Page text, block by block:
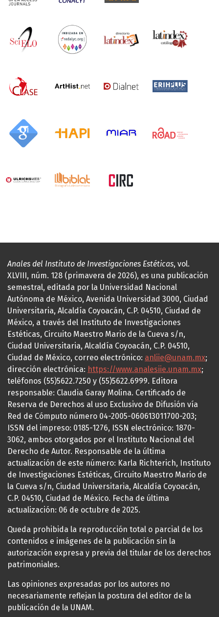
Anales del Instituto de Investigaciones Estéticas, vol.
XLVIII, núm. 128 (primavera de 2026), es una publicación
semestral, editada por la Universidad Nacional
Autónoma de México, Avenida Universidad 3000, Ciudad
Universitaria, Alcaldía Coyoacán, C.P. 04510, Ciudad de
México, a través del Instituto de Investigaciones
Estéticas, Circuito Maestro Mario de la Cueva s/n,
Ciudad Universitaria, Alcaldía Coyoacán, C.P. 04510,
Ciudad de México, correo electrónico: anliie@unam.mx;
dirección electrónica: https://www.analesiie.unam.mx;
teléfonos (55)5622.7250 y (55)5622.6999. Editora
responsable: Claudia Garay Molina. Certificado de
Reserva de Derechos al uso Exclusivo de Difusión vía
Red de Cómputo número 04-2005-060613011700-203;
ISSN del impreso: 0185-1276, ISSN electrónico: 1870-
3062, ambos otorgados por el Instituto Nacional del
Derecho de Autor. Responsable de la última
actualización de este número: Karla Richterich, Instituto
de Investigaciones Estéticas, Circuito Maestro Mario de
la Cueva s/n, Ciudad Universitaria, Alcaldía Coyoacán,
C.P. 04510, Ciudad de México. Fecha de última
actualización: 06 de octubre de 2025.
Queda prohibida la reproducción total o parcial de los
contenidos e imágenes de la publicación sin la
autorización expresa y previa del titular de los derechos
patrimoniales.
Las opiniones expresadas por los autores no
necesariamente reflejan la postura del editor de la
publicación de la UNAM.